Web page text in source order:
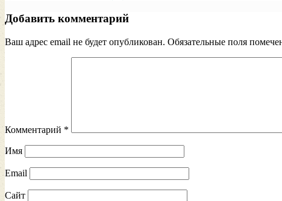
Добавить комментарий
Ваш адрес email не будет опубликован. Обязательные поля
Комментарий *
Имя
Email
Сайт